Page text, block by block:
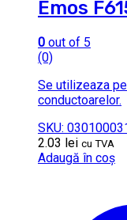
Emos
0 out of 5
(0)
Se utilizeaza
conductoarelor.
SKU:
2.03 lei cu TVA
Adaugă în coș